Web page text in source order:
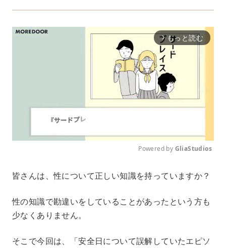
arrow_forward_ios もっと読む
u
Powered by GliaStudios
皆さんは、性について正しい知識を持っていますか？
性の知識で勘違いをしていることがあったという方も
少なくありません。
そこで今回は、「安全日について誤解していたエピソ